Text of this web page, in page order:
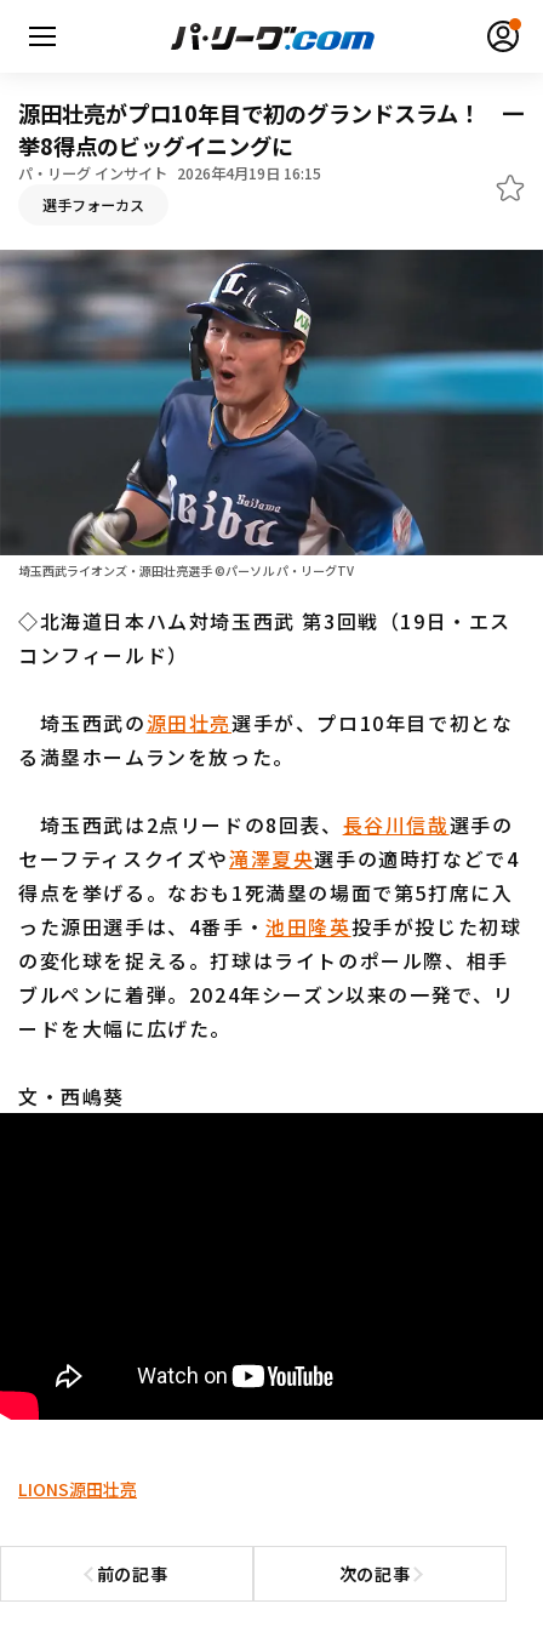
HOME
動画
1軍公式戦
ファーム東地区
ファーム西地区
選手名鑑
選手名鑑トップ
北海道日本ハムファイターズ
東北楽天ゴールデンイーグルス
埼玉西武ライオンズ
オリックス・バファローズ
福岡ソフトバンクホークス
ニュース
設定
源田壮亮がプロ10年目で初のグランドスラム！ 一
挙8得点のビッグイニングに
パ・リーグ インサイト 2026年4月19日 16:15
選手フォーカス
埼玉西武ライオンズ・源田壮亮選手 ©パーソル パ・リーグTV
◇北海道日本ハム対埼玉西武 第3回戦（19日・エス
コンフィールド）
埼玉西武の源田壮亮選手が、プロ10年目で初とな
る満塁ホームランを放った。
埼玉西武は2点リードの8回表、 長谷川信哉選手の
セーフティスクイズや滝澤夏央選手の適時打などで4
得点を挙げる。なおも1死満塁の場面で第5打席に入
った源田選手は、4番手・池田隆英投手が投じた初球
の変化球を捉える。打球はライトのポール際、相手
ブルペンに着弾。2024年シーズン以来の一発で、リ
ードを大幅に広げた。
文・西嶋葵
LIONS源田壮亮
前の記事
前の記事へ 次の記事次の記事へ